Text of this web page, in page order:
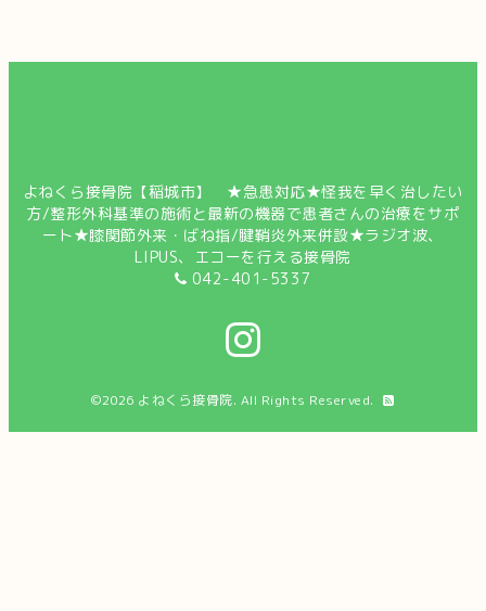
よねくら接骨院【稲城市】 ★急患対応★怪我を早く治したい
方/整形外科基準の施術と最新の機器で患者さんの治療をサポ
ート★膝関節外来・ばね指/腱鞘炎外来併設★ラジオ波、
LIPUS、エコーを行える接骨院
042-401-5337
©2026 よねくら接骨院. All Rights Reserved.